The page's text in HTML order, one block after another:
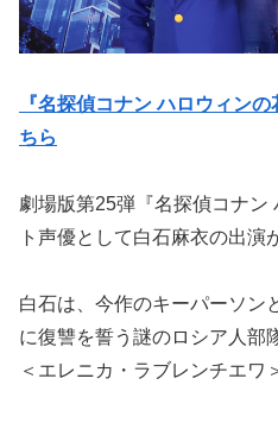
『名探偵コナン ハロウィン
ちら
劇場版第25弾『名探偵コナン
ト声優として白石麻衣の出演
白石は、今作のキーパーソン
に復讐を誓う謎のロシア人部
＜エレニカ・ラブレンチエワ